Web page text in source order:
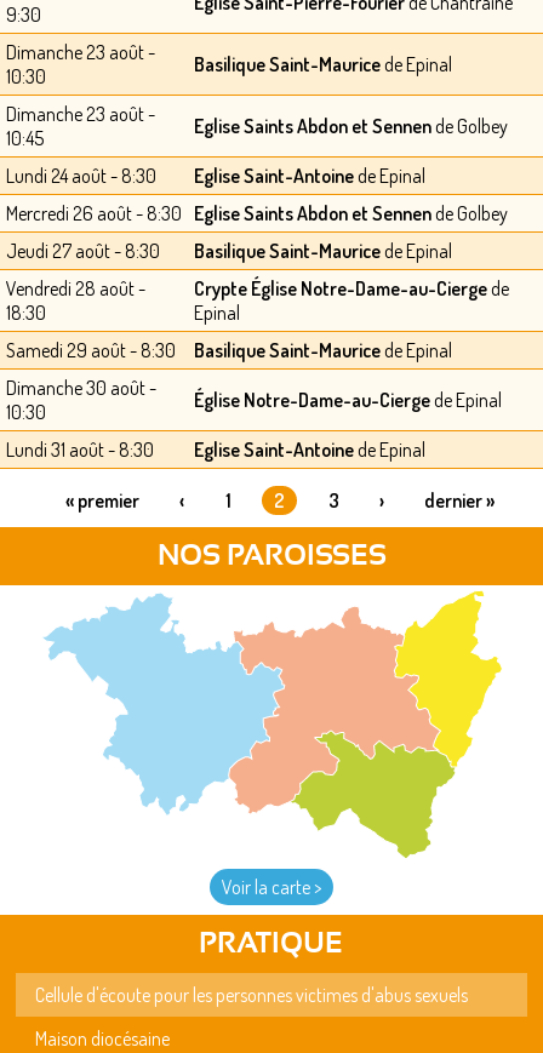
9:30
Dimanche 23 août -
10:30
Basilique Saint-Mauricede Epinal
Dimanche 23 août -
10:45
Eglise Saints Abdon et Sennende Golbey
Lundi 24 août - 8:30 Eglise Saint-Antoinede Epinal
Mercredi 26 août - 8:30 Eglise Saints Abdon et Sennende Golbey
Jeudi 27 août - 8:30
Basilique Saint-Mauricede Epinal
Vendredi 28 août -
18:30
Crypte Église Notre-Dame-au-Ciergede
Epinal
Samedi 29 août - 8:30
Basilique Saint-Mauricede Epinal
Dimanche 30 août -
10:30
Église Notre-Dame-au-Ciergede Epinal
Lundi 31 août - 8:30 Eglise Saint-Antoinede Epinal
PAGES
« premier ‹ 1 2 3 › dernier »
NOS PAROISSES
Voir la carte >
PRATIQUE
Cellule d'écoute pour les personnes victimes d'abus sexuels
Maison diocésaine